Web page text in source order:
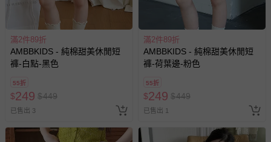
並非試用期，您所退回的商品必須是未經使用的全新狀態，
包含完整包裝、配件、說明文件及贈品等。
如需退換貨，請於收到商品7天（含例假日內提出），如為
瑕疵退換貨所產生的運費，將由媽咪愛負責處理，若非瑕疵
退貨，您可至『查詢訂單』>『已出貨』中查詢該筆訂單，
並點選『我要退貨』即可進行申請。若有相關退貨問題，請
LINE@客服ID: @mamilove
我們將依序為您處理
滿2件89折
AMBBKIDS - 純棉甜美休閒短
褲-白點-黑色
55折
$249 $449
已售出 3
滿2件89折
AMBBKIDS - 純棉甜美休閒短
褲-荷葉邊-粉色
55折
$249 $449
已售出 1